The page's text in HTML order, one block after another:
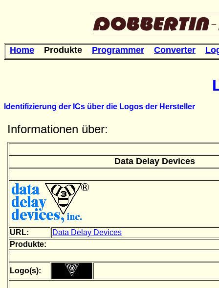
Home Produkte Programmer Converter
Identifizierung der ICs über die Logos der Hersteller
Informationen über:
Data Delay Devices
URL:
Data Delay Devices
Produkte:
Logo(s):